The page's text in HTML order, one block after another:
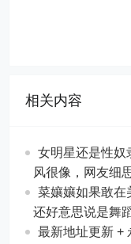
相关内容
女明星还是性奴
风很像，网友细
菜孃孃如果敢在
还好意思说是舞
最新地址更新 +